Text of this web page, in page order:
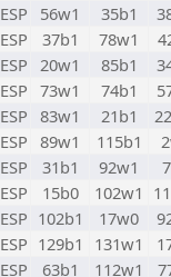
ESP 56w1 35b1
ESP 37b1 78w1
ESP 20w1 85b1
ESP 73w1 74b1
ESP 83w1 21b1
ESP 89w1 115b1
ESP 31b1 92w1
ESP 15b0 102w1
ESP 102b1 17w0
ESP 129b1 131w1
ESP 63b1 112w1